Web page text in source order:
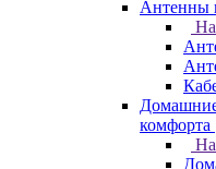
Антенны
комфорта